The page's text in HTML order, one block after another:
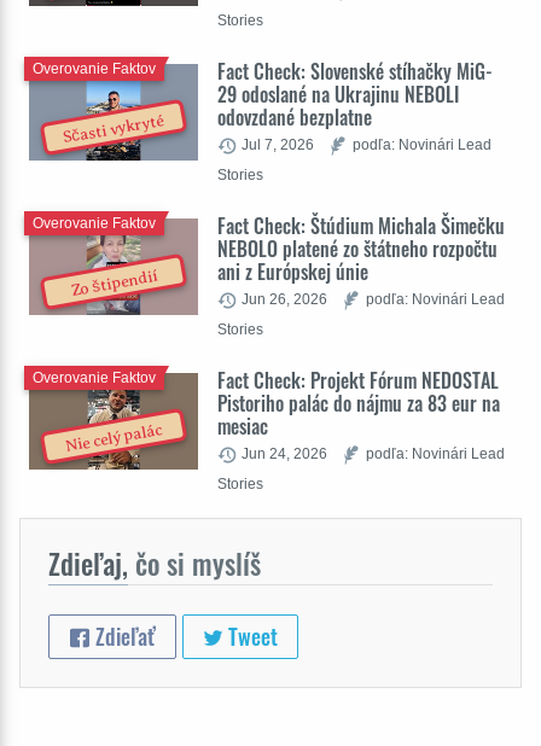
Stories
Sčasti vykryté
Fact Check: Slovenské stíhačky MiG-
29 odoslané na Ukrajinu NEBOLI
odovzdané bezplatne
Overovanie Faktov
Jul 7, 2026
podľa: Novinári Lead
Stories
Zo štipendií
Fact Check: Štúdium Michala Šimečku
NEBOLO platené zo štátneho rozpočtu
ani z Európskej únie
Overovanie Faktov
Jun 26, 2026
podľa: Novinári Lead
Stories
Nie celý palác
Fact Check: Projekt Fórum NEDOSTAL
Pistoriho palác do nájmu za 83 eur na
mesiac
Overovanie Faktov
Jun 24, 2026
podľa: Novinári Lead
Stories
Zdieľaj, čo si myslíš
Zdieľať Tweet